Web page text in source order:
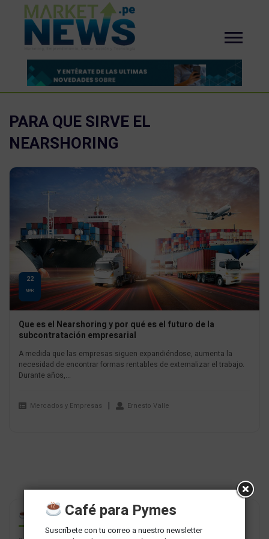
PARA QUE SIRVE EL
NEARSHORING
22
MAR
Que es el Nearshoring y por qué es el futuro de la
subcontratación empresarial
A medida que las empresas siguen expandiéndose, aumenta la
necesidad de encontrar formas rentables de externalizar el trabajo.
Durante años,...
Mercados y Empresas Ernesto Valle
CAFÉ PARA PYMESCafé para Pymes
Suscríbete con tu correo a nuestro newsletter